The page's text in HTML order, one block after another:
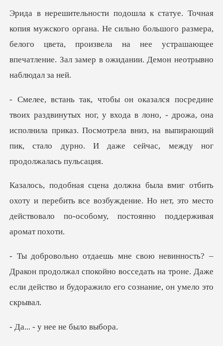
. Не сильно большого размера,
белого цвета, произвела на нее устрашающ
у входа в лоно, - дрожа, она
исполнила приказ. Посмотрела вниз, на выпи
у и перебить все возбуждение. Но нет, это место
дейст
н продолжал спокойно восседать на троне. Даже
если де
у нее не б